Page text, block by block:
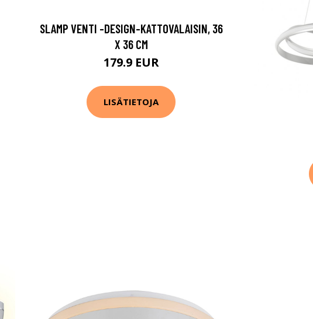
SLAMP VENTI -DESIGN-KATTOVALAISIN, 36
X 36 CM
179.9 EUR
LISÄTIETOJA